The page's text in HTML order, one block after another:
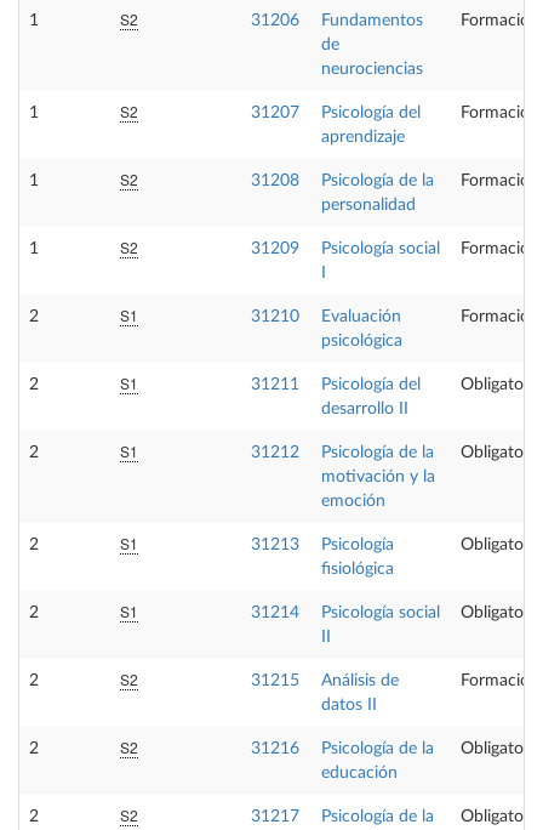
1 S2 31206
Fundamentos
de
neurociencias
Formación
1 S2 31207
Psicología del
aprendizaje
Formación
1 S2 31208
Psicología de la
personalidad
Formación
1 S2 31209
Psicología social
Formación
2 S1 31210
Evaluación
psicológica
Formación
2 S1 31211
Psicología del
desarrollo II
Obligatoria
2 S1 31212
Psicología de la
motivación y la
emoción
Obligatoria
2 S1 31213
Psicología
fisiológica
Obligatoria
2 S1 31214
Psicología social
Obligatoria
2 S2 31215
Análisis de
datos II
Formación
2 S2 31216
Psicología de la
educación
Obligatoria
2 S2 31217
Psicología de la
Obligatoria